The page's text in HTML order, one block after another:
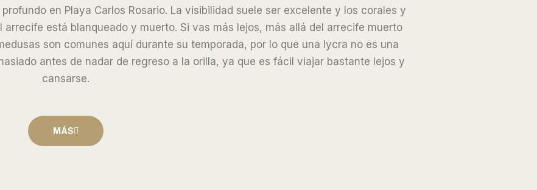
en Playa Carlos Rosario. La visibilidad suele ser excelente y los corales y
está blanqueado y muerto. Si vas más lejos, más allá del arrecife muerto
son comunes aquí durante su temporada, por lo que una lycra no es una
antes de nadar de regreso a la orilla, ya que es fácil viajar bastante lejos y
cansarse.
MÁS